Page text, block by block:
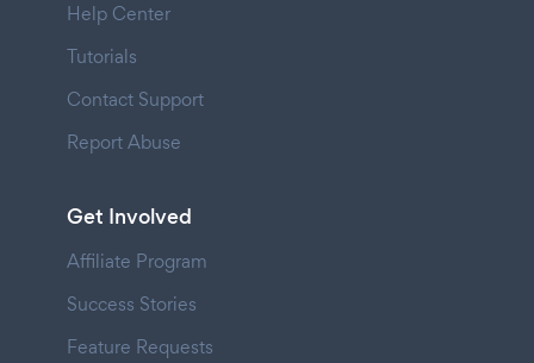
Help Center
Tutorials
Contact Support
Report Abuse
Get Involved
Affiliate Program
Success Stories
Feature Requests